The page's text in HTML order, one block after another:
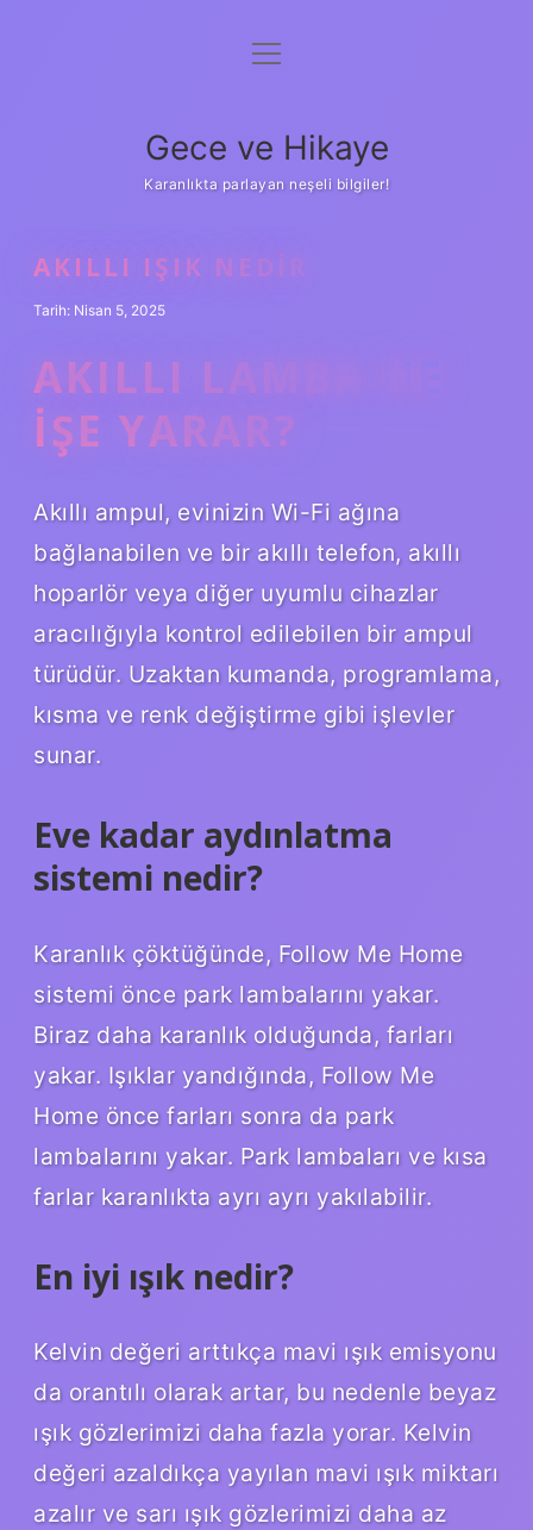
Anasayfa
Yasal Uyarı
menüyü
Gece ve Hikaye
Karanlıkta parlayan neşeli bilgiler!
AKILLI IŞIK NEDIR
Tarih: Nisan 5, 2025
AKILLI LAMBA NE
IŞE YARAR?
Akıllı ampul, evinizin Wi-Fi ağına
bağlanabilen ve bir akıllı telefon, akıllı
hoparlör veya diğer uyumlu cihazlar
aracılığıyla kontrol edilebilen bir ampul
türüdür. Uzaktan kumanda, programlama,
kısma ve renk değiştirme gibi işlevler
sunar.
Eve kadar aydınlatma
sistemi nedir?
Karanlık çöktüğünde, Follow Me Home
sistemi önce park lambalarını yakar.
Biraz daha karanlık olduğunda, farları
yakar. Işıklar yandığında, Follow Me
Home önce farları sonra da park
lambalarını yakar. Park lambaları ve kısa
farlar karanlıkta ayrı ayrı yakılabilir.
En iyi ışık nedir?
Kelvin değeri arttıkça mavi ışık emisyonu
da orantılı olarak artar, bu nedenle beyaz
ışık gözlerimizi daha fazla yorar. Kelvin
değeri azaldıkça yayılan mavi ışık miktarı
azalır ve sarı ışık gözlerimizi daha az